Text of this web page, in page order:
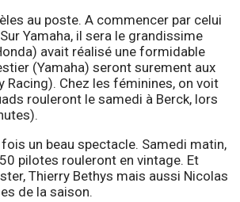
au poste. A commencer par celui
Yamaha, il sera le grandissime
avait réalisé une formidable
(Yamaha) seront surement aux
Racing). Chez les féminines, on voit
rouleront le samedi à Berck, lors
un beau spectacle. Samedi matin,
pilotes rouleront en vintage. Et
Thierry Bethys mais aussi Nicolas
de la saison.